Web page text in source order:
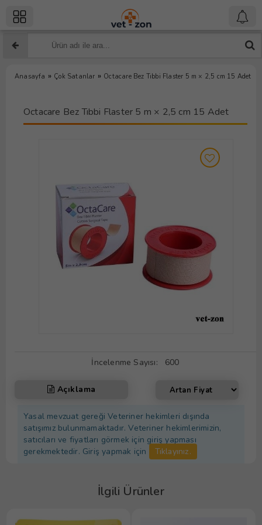
Anasayfa » Çok Satanlar » Octacare Bez Tıbbi Flaster 5 m × 2,5 cm 15 Adet
Octacare Bez Tıbbi Flaster 5 m × 2,5 cm 15 Adet
İncelenme Sayısı: 600
Açıklama
Yasal mevzuat gereği Veteriner hekimleri dışında
satışımız bulunmamaktadır. Veteriner hekimlerimizin,
satıcıları ve fiyatları görmek için giriş yapması
gerekmektedir. Giriş yapmak için
Tıklayınız.
İlgili Ürünler